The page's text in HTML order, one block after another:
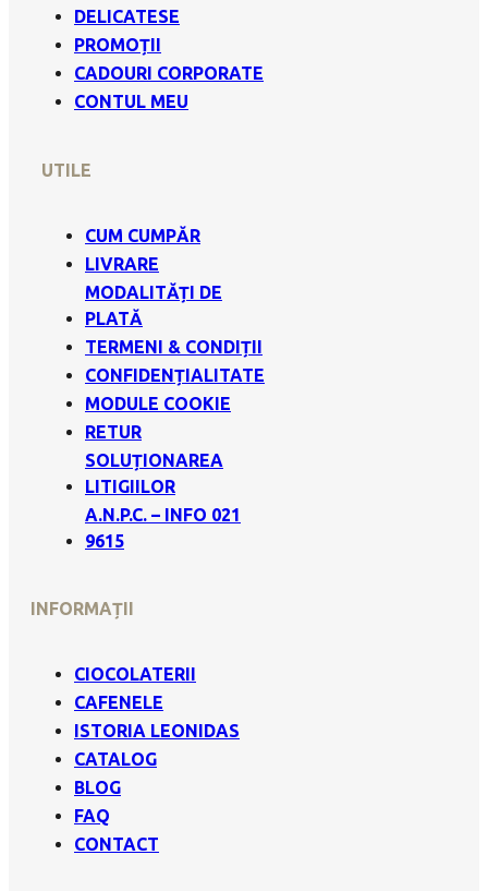
DELICATESE
PROMOȚII
CADOURI CORPORATE
CONTUL MEU
UTILE
CUM CUMPĂR
LIVRARE
MODALITĂȚI DE
PLATĂ
TERMENI & CONDIȚII
CONFIDENȚIALITATE
MODULE COOKIE
RETUR
SOLUȚIONAREA
LITIGIILOR
A.N.P.C. – INFO 021
9615
INFORMAȚII
CIOCOLATERII
CAFENELE
ISTORIA LEONIDAS
CATALOG
BLOG
FAQ
CONTACT